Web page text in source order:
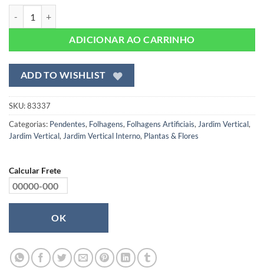
ADICIONAR AO CARRINHO
ADD TO WISHLIST
SKU:83337
Categorias: Pendentes, Folhagens, Folhagens Artificiais, Jardim Vertical,
Jardim Vertical, Jardim Vertical Interno, Plantas & Flores
Calcular Frete
OK